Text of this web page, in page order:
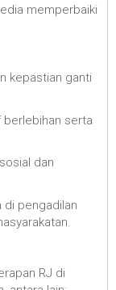
memperbaiki
kepastian ganti
berlebihan serta
dan
di pengadilan
RJ di